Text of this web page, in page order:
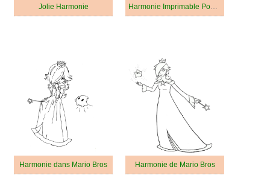
Jolie Harmonie Harmonie Imprimable Pour les Enfants
Harmonie dans Mario Bros Harmonie de Mario Bros